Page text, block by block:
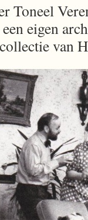
Toneel
eigen
van